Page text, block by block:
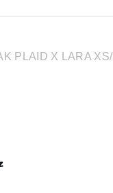
PLAID X LARA